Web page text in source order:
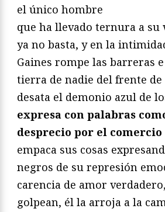
el único hombre
que ha llevado ternura a su
ya no basta, y en la
Gaines rompe las barreras
tierra de nadie del frente de
desata el demonio azul de
expresa con palabras
desprecio por el comercio
empaca sus cosas
negros de su represión
carencia de amor
golpean, él la arroja a la